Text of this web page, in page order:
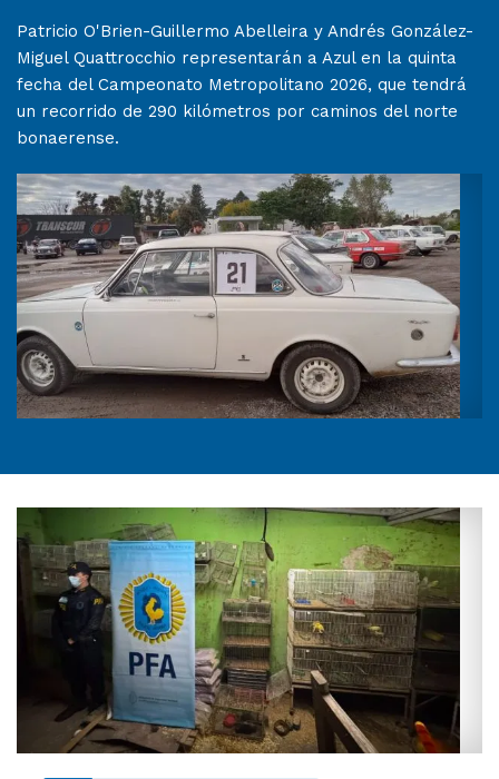
Patricio O'Brien-Guillermo Abelleira y Andrés González-
Miguel Quattrocchio representarán a Azul en la quinta
fecha del Campeonato Metropolitano 2026, que tendrá
un recorrido de 290 kilómetros por caminos del norte
bonaerense.